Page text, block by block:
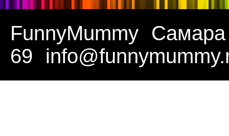
FunnyMummy
Самара
69